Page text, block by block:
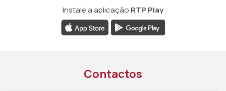
Instale a aplicação RTP Play
Contactos